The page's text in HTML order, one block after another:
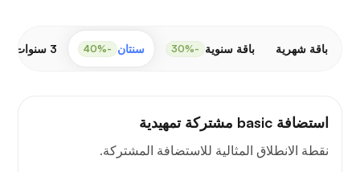
باقة شهرية باقة سنوية -30% سنتان -40% 3 سنوات
استضافة basic مشتركة تمهيدية
نقطة الانطلاق المثالية للاستضافة المشتركة.